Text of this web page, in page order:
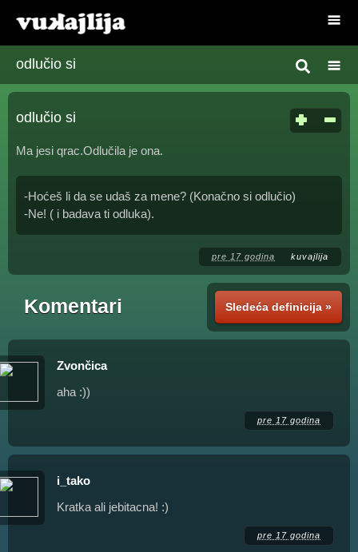
odlučio si
odlučio si
Ma jesi qrac.Odlučila je ona.
-Hoćeš li da se udaš za mene? (Konačno si odlučio)
-Ne! ( i badava ti odluka).
pre 17 godina kuvajlija
Sledeća definicija »
Komentari
Zvončica
aha :))
pre 17 godina
i_tako
Kratka ali jebitacna! :)
pre 17 godina